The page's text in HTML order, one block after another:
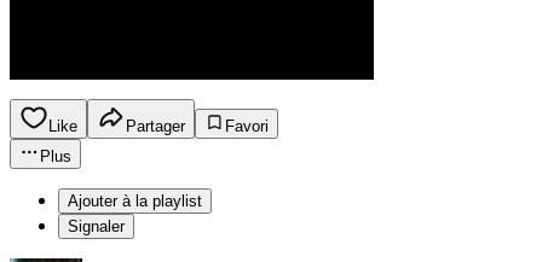
Like Partager
Favori
Plus
Ajouter à la playlist
Signaler